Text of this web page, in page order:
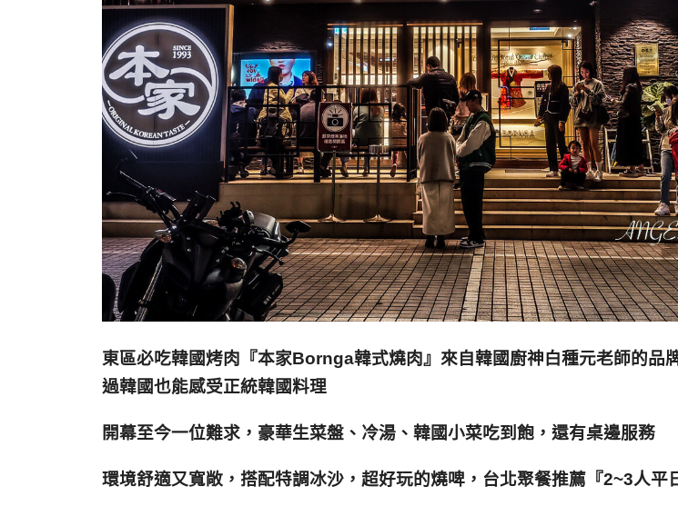
東區必吃韓國烤肉『本家Bornga韓式燒肉』來自韓國廚神白種元老師的品
過韓國也能感受正統韓國料理
開幕至今一位難求，豪華生菜盤、冷湯、韓國小菜吃到飽，還有桌邊服務
環境舒適又寬敞，搭配特調冰沙，超好玩的燒啤，台北聚餐推薦『2~3人平